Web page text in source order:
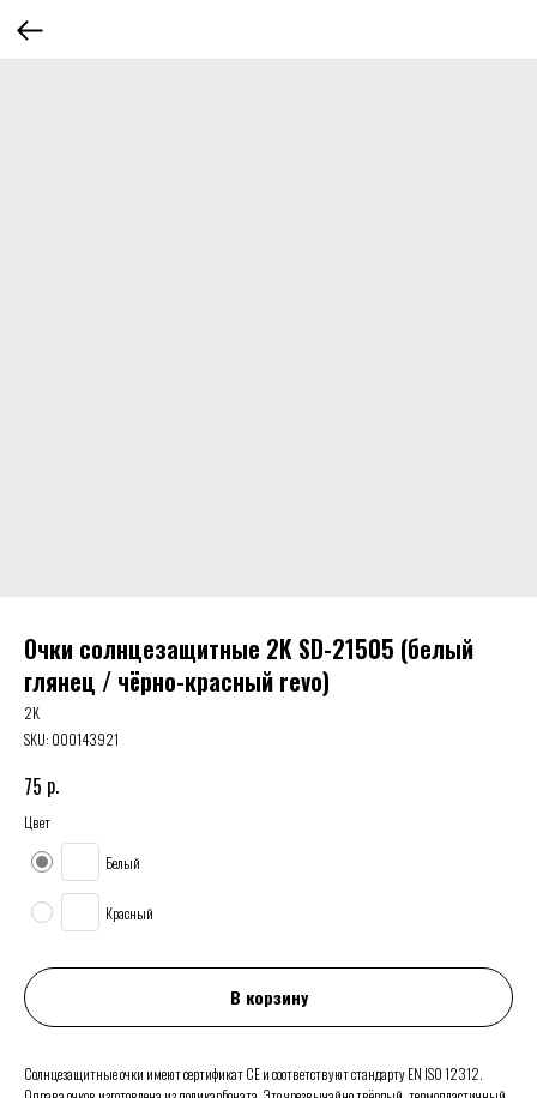
Очки солнцезащитные 2K SD-21505 (белый
глянец / чёрно-красный revo)
2K
SKU: 000143921
75 р.
Цвет
Белый
Красный
В корзину
Солнцезащитные очки имеют сертификат CE и соответствуют стандарту EN ISO 12312.